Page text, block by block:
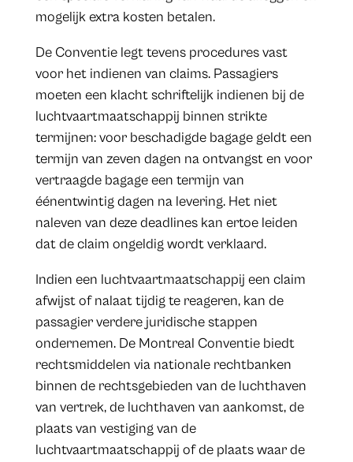
mogelijk extra kosten betalen.
De Conventie legt tevens procedures vast
voor het indienen van claims. Passagiers
moeten een klacht schriftelijk indienen bij de
luchtvaartmaatschappij binnen strikte
termijnen: voor beschadigde bagage geldt een
termijn van zeven dagen na ontvangst en voor
vertraagde bagage een termijn van
éénentwintig dagen na levering. Het niet
naleven van deze deadlines kan ertoe leiden
dat de claim ongeldig wordt verklaard.
Indien een luchtvaartmaatschappij een claim
afwijst of nalaat tijdig te reageren, kan de
passagier verdere juridische stappen
ondernemen. De Montreal Conventie biedt
rechtsmiddelen via nationale rechtbanken
binnen de rechtsgebieden van de luchthaven
van vertrek, de luchthaven van aankomst, de
plaats van vestiging van de
luchtvaartmaatschappij of de plaats waar de